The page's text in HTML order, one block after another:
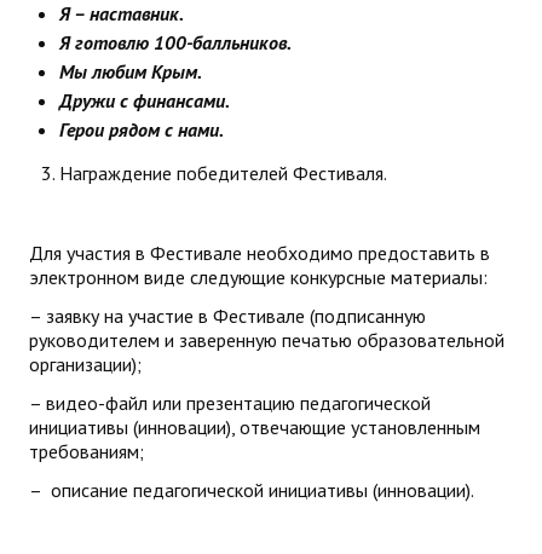
Я – наставник.
Я готовлю 100-балльников.
Мы любим Крым.
Дружи с финансами.
Герои рядом с нами.
Награждение победителей Фестиваля.
Для участия в Фестивале необходимо предоставить в
электронном виде следующие конкурсные материалы:
– заявку на участие в Фестивале (подписанную
руководителем и заверенную печатью образовательной
организации);
– видео-файл или презентацию педагогической
инициативы (инновации), отвечающие установленным
требованиям;
– описание педагогической инициативы (инновации).